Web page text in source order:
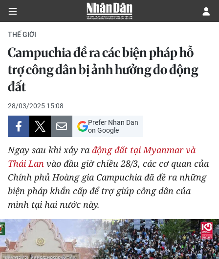
CHÍNH TRỊ
KINH TẾ
VĂN HÓA
XÃ HỘI
PHÁP LUẬT
DU LỊCH
THẾ GIỚI
THỂ THAO
GIÁO DỤC
THẾ GIỚI
Campuchia đề ra các biện pháp hỗ
trợ công dân bị ảnh hưởng do động
đất
28/03/2025 15:08
Prefer Nhan Dan
on Google
Ngay sau khi xảy ra động đất tại Myanmar và
Thái Lan vào đầu giờ chiều 28/3, các cơ quan của
Chính phủ Hoàng gia Campuchia đã đề ra những
biện pháp khẩn cấp để trợ giúp công dân của
mình tại hai nước này.